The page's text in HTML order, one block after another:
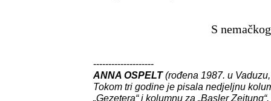
S
--------------------
ANNA OSPELT(rođena 1987. u
Tokom tri godine je pisala nedjeljnu
„Gezetera“ i kolumnu za „Basler